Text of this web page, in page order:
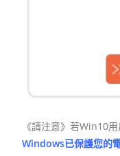
《請注意》若Win10
Windows已保護您的